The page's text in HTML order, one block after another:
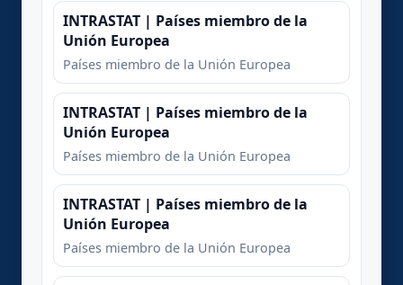
transporte de las mismas.
INTRASTAT | Países miembro de la
Unión Europea
Países miembro de la Unión Europea
INTRASTAT | Países miembro de la
Unión Europea
Países miembro de la Unión Europea
INTRASTAT | Países miembro de la
Unión Europea
Países miembro de la Unión Europea